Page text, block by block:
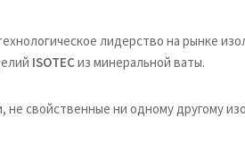
лидерство на рынке
ISOTECиз минеральной ваты.
не свойственные ни одному другому